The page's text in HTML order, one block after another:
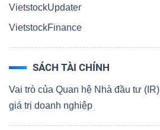
VietstockUpdater
VietstockFinance
SÁCH TÀI CHÍNH
Vai trò của Quan hệ Nhà đầu tư
giá trị doanh nghiệp